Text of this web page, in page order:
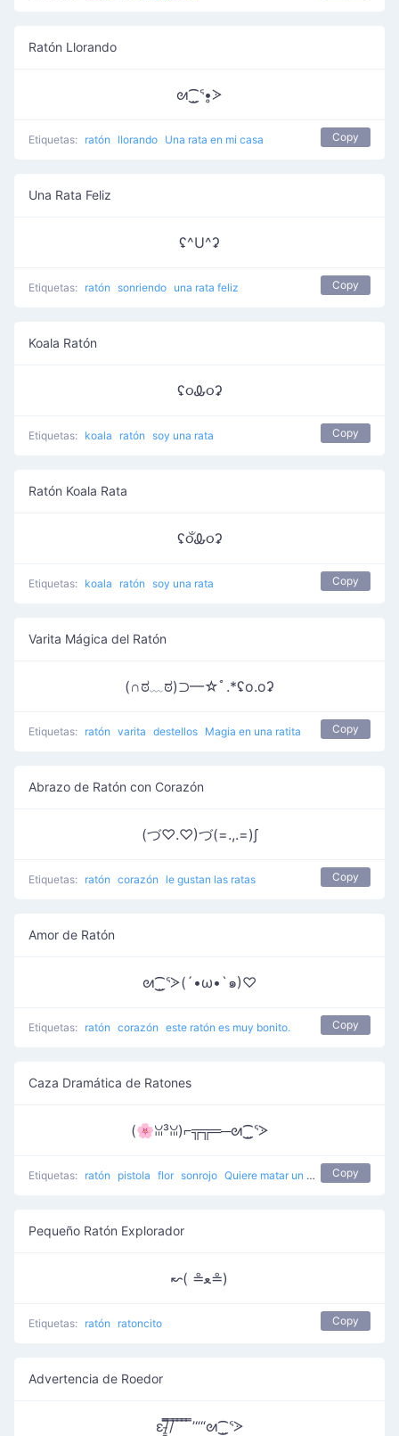
Ratón Llorando
ᘛ⁐̤ᕐ•̥ᐷ
Etiquetas: ratón llorando Una rata en mi casa Copy
Una Rata Feliz
ʢ^U^ʡ
Etiquetas: ratón sonriendo una rata feliz Copy
Koala Ratón
ʢ૦Ꮂ૦ʡ
Etiquetas: koala ratón soy una rata Copy
Ratón Koala Rata
ʢ૦ઁᎲ૦ʡ
Etiquetas: koala ratón soy una rata Copy
Varita Mágica del Ratón
(∩ಠ﹏ಠ)⊃━☆ﾟ.*ʢo.oʡ
Etiquetas: ratón varita destellos Magia en una ratita Copy
Abrazo de Ratón con Corazón
(づ♡.♡)づ(=.,.=)∫
Etiquetas: ratón corazón le gustan las ratas Copy
Amor de Ratón
ᘛ⁐̤ᕐᐷ(´•ω•`๑)♡
Etiquetas: ratón corazón este ratón es muy bonito. Copy
Caza Dramática de Ratones
(🌸ꈍ³ꈍ)⌐╦╦═─ᘛ⁐̤ᕐᐷ
Etiquetas: ratón pistola flor sonrojo Quiere matar un ratón de la manera más dramática Copy
Pequeño Ratón Explorador
↜( ≗ﻌ≗)
Etiquetas: ratón ratoncito Copy
Advertencia de Roedor
ε/̵͇̿̿/̿ ̿ ̿ ̿ ̿’““ᘛ⁐̤ᕐᐷ